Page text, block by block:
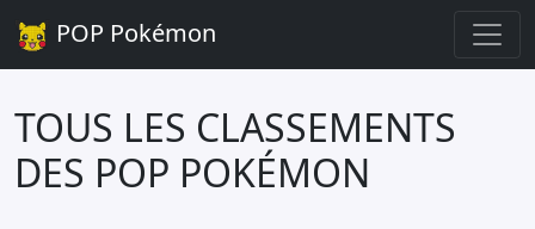
POP Pokémon
TOUS LES CLASSEMENTS
DES POP POKÉMON